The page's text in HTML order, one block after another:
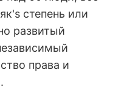
степень или
развитый
права и